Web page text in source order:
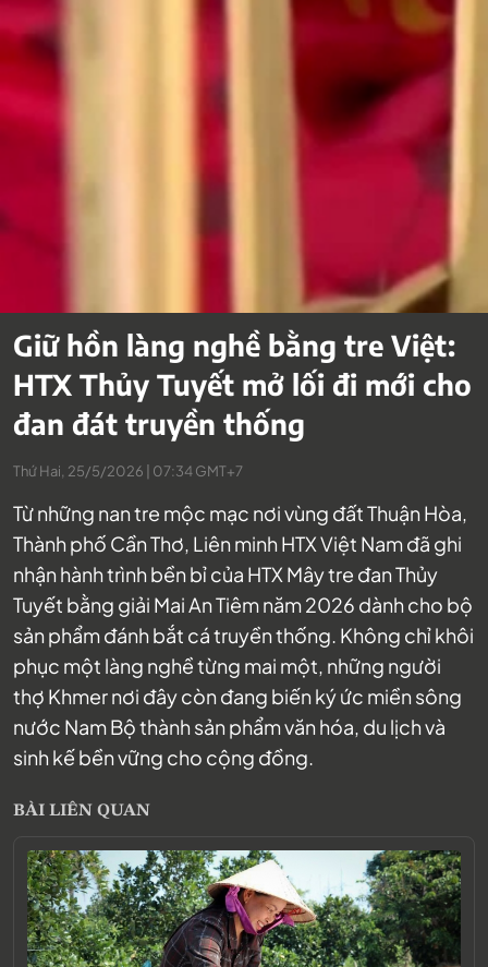
Giữ hồn làng nghề bằng tre Việt:
HTX Thủy Tuyết mở lối đi mới cho
đan đát truyền thống
Thứ Hai, 25/5/2026 | 07:34 GMT+7
Từ những nan tre mộc mạc nơi vùng đất Thuận Hòa,
Thành phố Cần Thơ, Liên minh HTX Việt Nam đã ghi
nhận hành trình bền bỉ của HTX Mây tre đan Thủy
Tuyết bằng giải Mai An Tiêm năm 2026 dành cho bộ
sản phẩm đánh bắt cá truyền thống. Không chỉ khôi
phục một làng nghề từng mai một, những người
thợ Khmer nơi đây còn đang biến ký ức miền sông
nước Nam Bộ thành sản phẩm văn hóa, du lịch và
sinh kế bền vững cho cộng đồng.
BÀI LIÊN QUAN